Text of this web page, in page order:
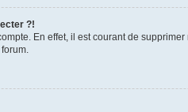
?!
En effet, il est courant de